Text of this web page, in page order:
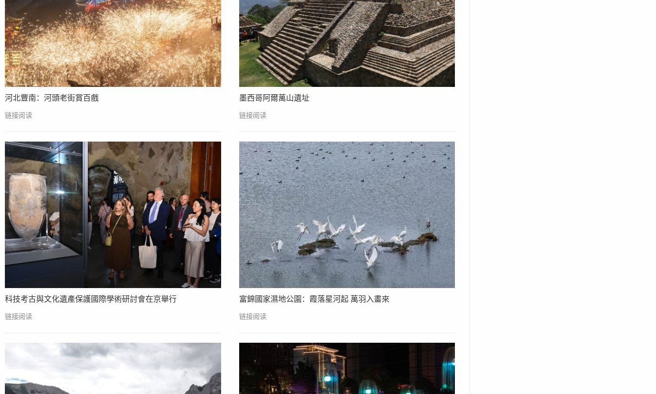
河北豐南：河頭老街賞百戲
链接阅读
墨西哥阿爾萬山遺址
链接阅读
科技考古與文化遺產保護國際學術研討會在京舉行
链接阅读
富錦國家濕地公園：霞落星河起 萬羽入畫來
链接阅读